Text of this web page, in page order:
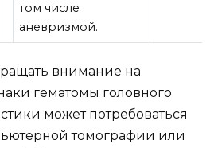
том числе
аневризмой.
внимание на
гематомы головного
может потребоваться
томографии или